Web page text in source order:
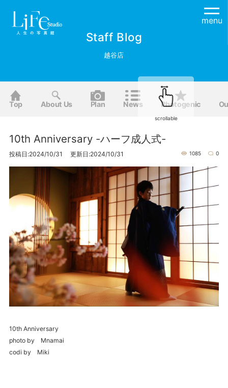
menu
Staff Blog
越谷店
Top About Us Plan News Photogenic
scrollable
10th Anniversary -ハーフ成人式-
投稿日:2024/10/31 更新日:2024/10/31 1085 0
10th Anniversary
photo by Mnamai
codi by Miki